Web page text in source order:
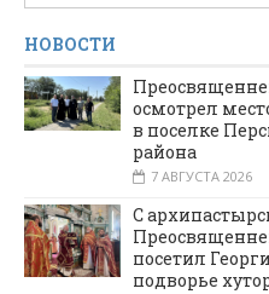
НОВОСТИ
осмотрел
в поселке
района
7 АВГУСТА 2026
С
посетил
подворье